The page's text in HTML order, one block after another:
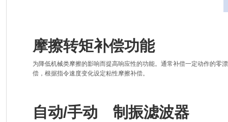
摩擦转矩补偿功能
为降低机械类摩擦的影响而提高响应性的功能。通常补偿一定动作的零
偿，根据指令速度变化设定粘性摩擦补偿。
自动/手动 制振滤波器